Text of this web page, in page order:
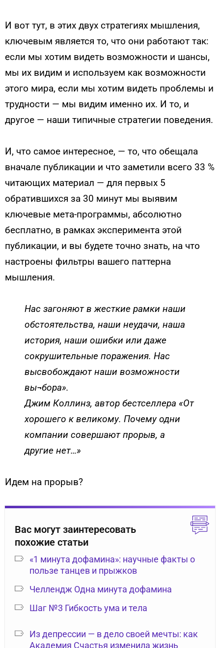
И вот тут, в этих двух стратегиях мышления,
ключевым является то, что они работают так:
если мы хотим видеть возможности и шансы,
мы их видим и используем как возможности
этого мира, если мы хотим видеть проблемы и
трудности — мы видим именно их. И то, и
другое — наши типичные стратегии поведения.
И, что самое интересное, — то, что обещала
вначале публикации и что заметили всего 33 %
читающих материал — для первых 5
обратившихся за 30 минут мы выявим
ключевые мета-программы, абсолютно
бесплатно, в рамках эксперимента этой
публикации, и вы будете точно знать, на что
настроены фильтры вашего паттерна
мышления.
Нас загоняют в жесткие рамки наши
обстоятельства, наши неудачи, наша
история, наши ошибки или даже
сокрушительные поражения. Нас
высвобождают наши возможности
вы¬бора».
Джим Коллинз, автор бестселлера «От
хорошего к великому. Почему одни
компании совершают прорыв, а
другие нет…»
Идем на прорыв?
Вас могут заинтересовать
похожие статьи
«1 минута дофамина»: научные факты о
пользе танцев и прыжков
Челлендж Одна минута дофамина
Шаг №3 Гибкость ума и тела
Из депрессии — в дело своей мечты: как
Академия Счастья изменила жизнь